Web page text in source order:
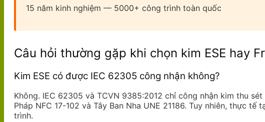
15 năm kinh nghiệm — 5000+ công trình toàn quốc
Câu hỏi thường gặp khi chọn kim ESE hay
Kim ESE có được IEC 62305 công nhận không?
Không. IEC 62305 và TCVN 9385:2012 chỉ công nhận kim thu
Pháp NFC 17-102 và Tây Ban Nha UNE 21186. Tuy nhiên, thực
trình.